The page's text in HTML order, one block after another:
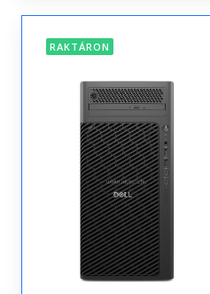
RAKTÁRON